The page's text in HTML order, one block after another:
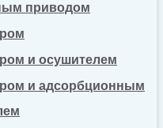
приводом
и осушителем
и адсорбционным